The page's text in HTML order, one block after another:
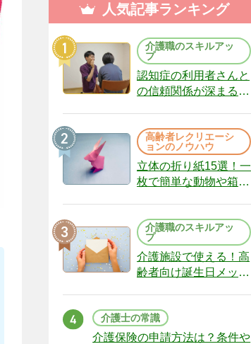
人気記事ランキング
介護職のスキルアッ
プ
認知症の利用者さんと
の信頼関係が深まる声
（22）
高齢者レクリエーシ
ョンのノウハウ
立体の折り紙15選！一
枚で簡単な動物や箱、
介護職のスキルアッ
プ
介護施設で使える！高
齢者向け誕生日メッセ
介護士の常識
介護保険の申請方法は？条件や